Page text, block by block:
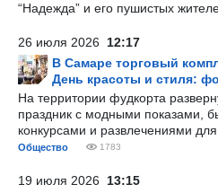
“Надежда” и его пушистых
26 июля 2026 12:17
В Самаре торговый
День красоты и стиля:
На территории фудкорта
праздник с модными показами,
конкурсами и развлечениями
Общество 1783
19 июля 2026 13:15